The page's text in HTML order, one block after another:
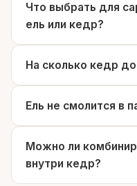
Что выбрать для
ель или кедр?
На сколько кедр
Ель не смолится в
Можно ли
внутри кедр?